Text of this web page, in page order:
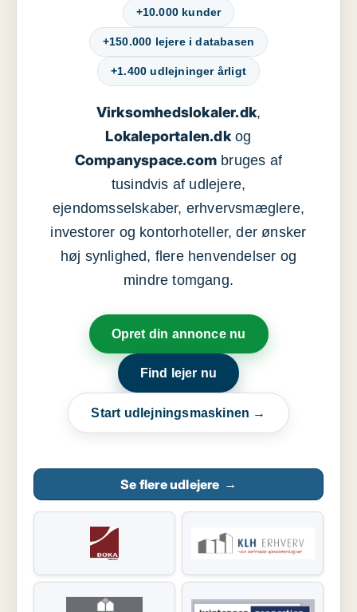
+10.000 kunder
+150.000 lejere i databasen
+1.400 udlejninger årligt
Virksomhedslokaler.dk,
Lokaleportalen.dkog
Companyspace.com bruges af
tusindvis af udlejere,
ejendomsselskaber, erhvervsmæglere,
investorer og kontorhoteller, der ønsker
høj synlighed, flere henvendelser og
mindre tomgang.
Opret din annonce nu
Find lejer nu
Start udlejningsmaskinen →
Se flere udlejere →